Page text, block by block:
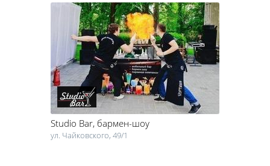
Studio Bar, бармен-шоу
ул. Чайковского, 49/1